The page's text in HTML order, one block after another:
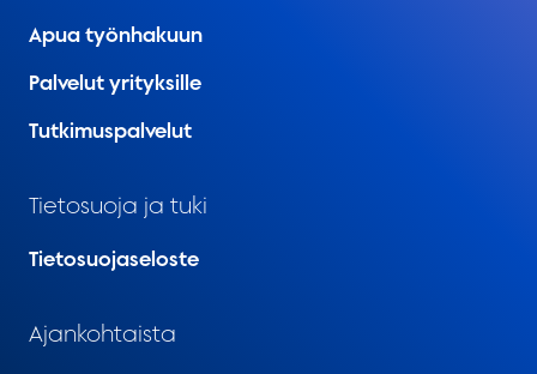
Apua työnhakuun
Palvelut yrityksille
Tutkimuspalvelut
Tietosuoja ja tuki
Tietosuojaseloste
Ajankohtaista